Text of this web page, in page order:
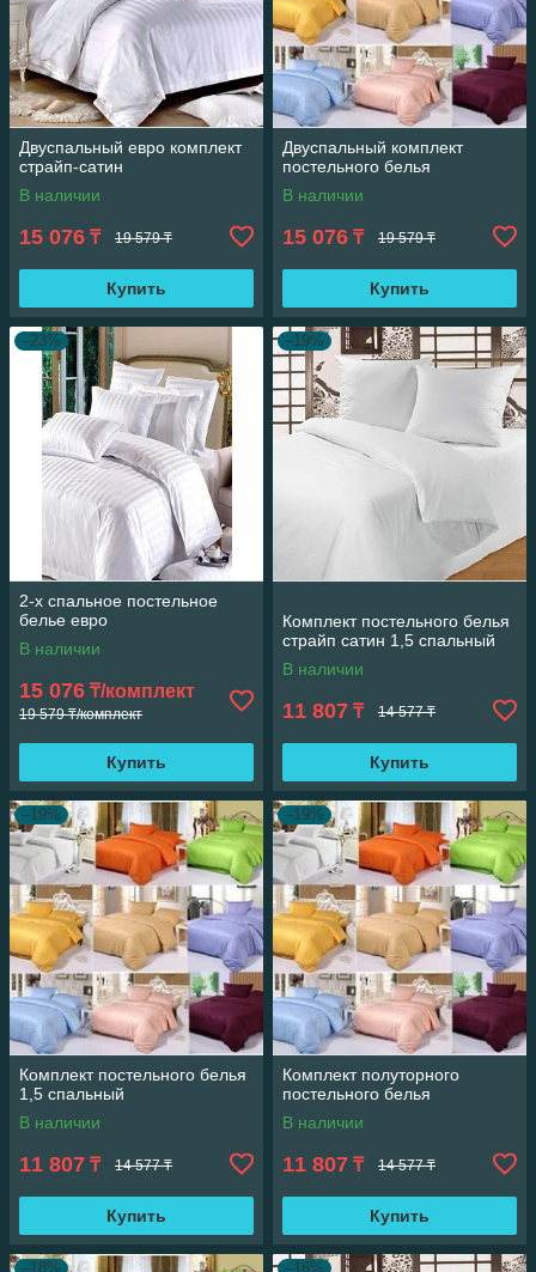
Двуспальный евро комплект
страйп-сатин
В наличии
15 076 ₸ 19 579 ₸
Купить
Двуспальный комплект
постельного белья
В наличии
15 076 ₸ 19 579 ₸
Купить
–23%
2-х спальное постельное
белье евро
В наличии
15 076 ₸/комплект
19 579 ₸/комплект
Купить
–19%
Комплект постельного белья
страйп сатин 1,5 спальный
В наличии
11 807 ₸ 14 577 ₸
Купить
–19%
Комплект постельного белья
1,5 спальный
В наличии
11 807 ₸ 14 577 ₸
Купить
–19%
Комплект полуторного
постельного белья
В наличии
11 807 ₸ 14 577 ₸
Купить
–18% –16%